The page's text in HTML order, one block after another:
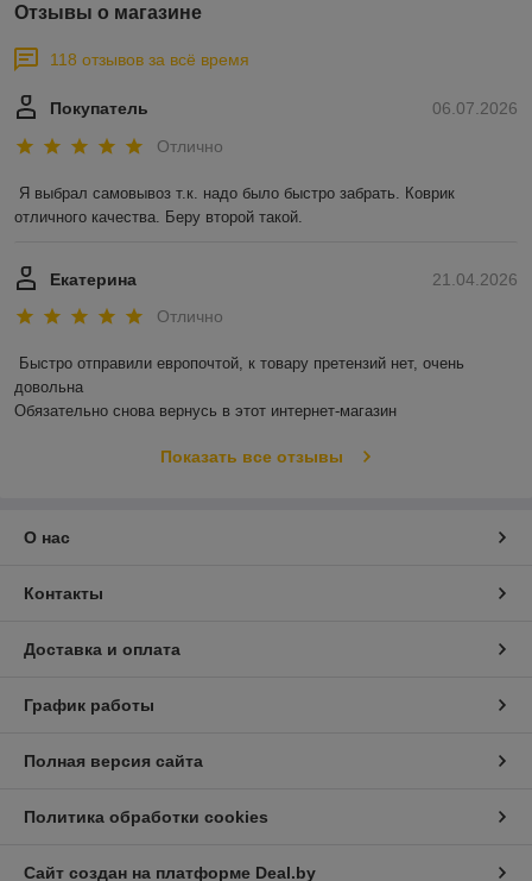
Отзывы о магазине
118 отзывов за всё время
06.07.2026
Покупатель
Отлично
Я выбрал самовывоз т.к. надо было быстро забрать. Коврик
отличного качества. Беру второй такой.
21.04.2026
Екатерина
Отлично
Быстро отправили европочтой, к товару претензий нет, очень
довольна
Обязательно снова вернусь в этот интернет-магазин
Показать все отзывы
О нас
Контакты
Доставка и оплата
График работы
Полная версия сайта
Политика обработки cookies
Сайт создан на платформе Deal.by